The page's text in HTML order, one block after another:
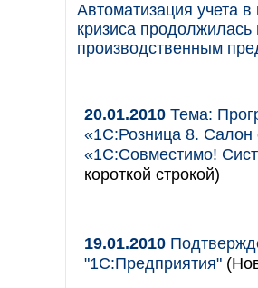
Автоматизация учета
кризиса
производственным
20.01.2010 Тема:
«1С:Розница 8. Салон
«1С:Совместимо!
короткой строкой)
19.01.2010
"1С:Предприятия"